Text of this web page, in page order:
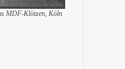
MDF-Klötzen, Köln